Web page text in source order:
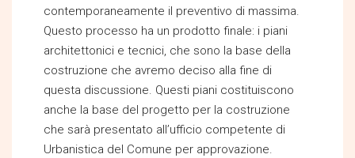
contemporaneamente il preventivo di massima.
Questo processo ha un prodotto finale: i piani
architettonici e tecnici, che sono la base della
costruzione che avremo deciso alla fine di
questa discussione. Questi piani costituiscono
anche la base del progetto per la costruzione
che sarà presentato all’ufficio competente di
Urbanistica del Comune per approvazione.